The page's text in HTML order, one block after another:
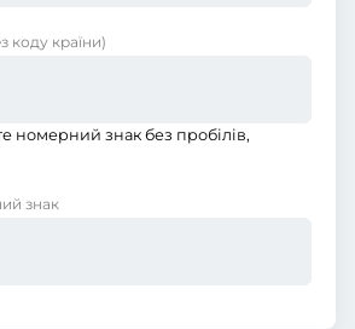
коду країни)
номерний знак без пробілів,
знак